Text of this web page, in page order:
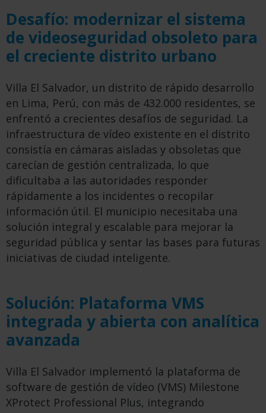
Desafío: modernizar el sistema
de videoseguridad obsoleto para
el creciente distrito urbano
Villa El Salvador, un distrito de rápido desarrollo
en Lima, Perú, con más de 432.000 residentes, se
enfrentó a crecientes desafíos de seguridad. La
infraestructura de vídeo existente en el distrito
consistía en cámaras aisladas y obsoletas que
carecían de gestión centralizada, lo que
dificultaba a las autoridades responder
rápidamente a los incidentes o recopilar
información útil. El municipio necesitaba una
solución integral y escalable para mejorar la
seguridad pública y sentar las bases para futuras
iniciativas de ciudad inteligente.
Solución: Plataforma VMS
integrada y abierta con analítica
avanzada
Villa El Salvador implementó la plataforma de
software de gestión de vídeo (VMS) Milestone
XProtect Professional Plus, integrando